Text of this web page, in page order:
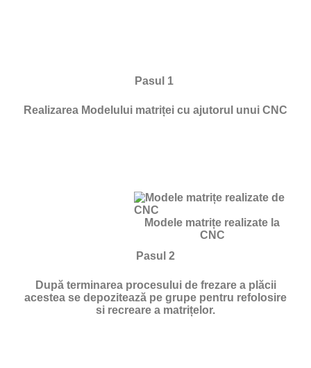
Pasul 1
Realizarea Modelului matriței cu ajutorul unui CNC
Modele matrițe realizate la
CNC
Pasul 2
După terminarea procesului de frezare a plăcii
acestea se depozitează pe grupe pentru refolosire
si recreare a matrițelor.